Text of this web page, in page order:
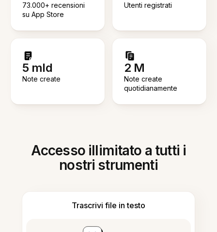
73.000+ recensioni
su App Store
Utenti registrati
5 mld
Note create
2 M
Note create
quotidianamente
Accesso illimitato a tutti i
nostri strumenti
Trascrivi file in testo